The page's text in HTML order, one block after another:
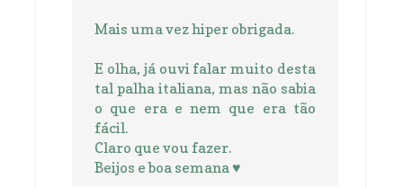
Mais uma vez hiper obrigada.
E olha, já ouvi falar muito desta
tal palha italiana, mas não sabia
o que era e nem que era tão
fácil.
Claro que vou fazer.
Beijos e boa semana ♥